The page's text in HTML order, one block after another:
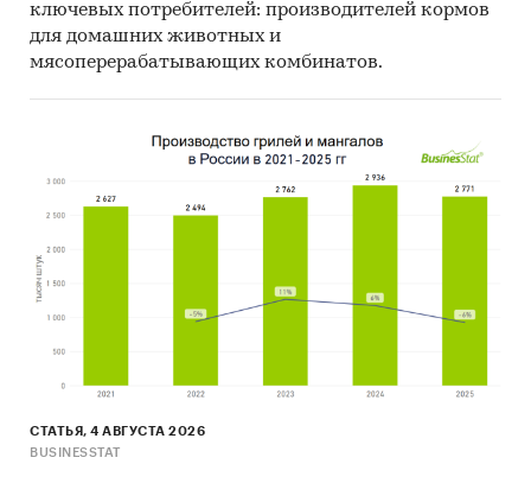
ключевых потребителей: производителей кормов
для домашних животных и
мясоперерабатывающих комбинатов.
СТАТЬЯ, 4 АВГУСТА 2026
BUSINESSTAT